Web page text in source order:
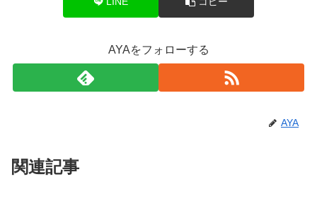
AYAをフォローする
AYA
関連記事